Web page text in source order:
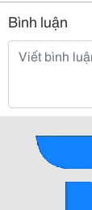
Bình luận